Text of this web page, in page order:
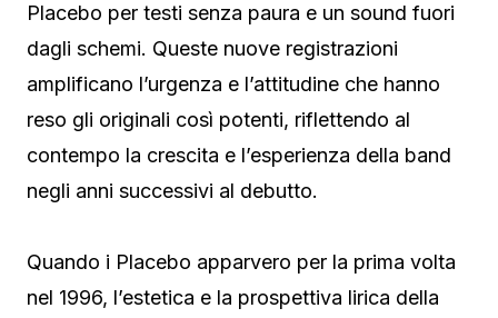
Placebo per testi senza paura e un sound fuori
dagli schemi. Queste nuove registrazioni
amplificano l’urgenza e l’attitudine che hanno
reso gli originali così potenti, riflettendo al
contempo la crescita e l’esperienza della band
negli anni successivi al debutto.
Quando i Placebo apparvero per la prima volta
nel 1996, l’estetica e la prospettiva lirica della